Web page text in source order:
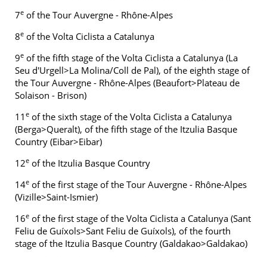
7e of the Tour Auvergne - Rhône-Alpes
8e of the Volta Ciclista a Catalunya
9e of the fifth stage of the Volta Ciclista a Catalunya (La
Seu d'Urgell>La Molina/Coll de Pal), of the eighth stage of
the Tour Auvergne - Rhône-Alpes (Beaufort>Plateau de
Solaison - Brison)
11 e of the sixth stage of the Volta Ciclista a Catalunya
(Berga>Queralt), of the fifth stage of the Itzulia Basque
Country (Eibar>Eibar)
12e of the Itzulia Basque Country
14e of the first stage of the Tour Auvergne - Rhône-Alpes
(Vizille>Saint-Ismier)
16e of the first stage of the Volta Ciclista a Catalunya (Sant
Feliu de Guíxols>Sant Feliu de Guíxols), of the fourth
stage of the Itzulia Basque Country (Galdakao>Galdakao)